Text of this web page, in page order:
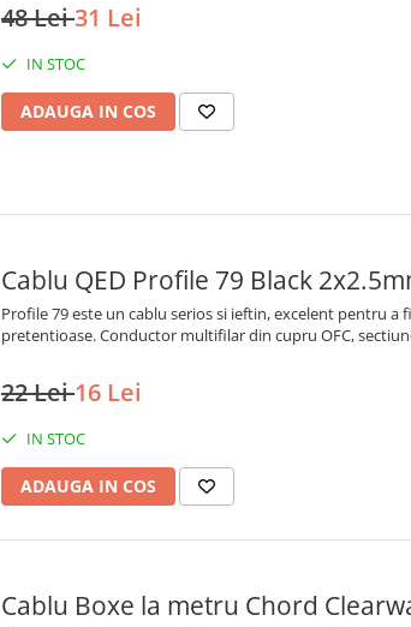
48 Lei31 Lei
IN STOC
ADAUGA IN COS
Cablu QED Profile 79 Black
Profile 79 este un cablu serios si ieftin, excelent pentru a
pretentioase. Conductor multifilar din cupru OFC,
22 Lei16 Lei
IN STOC
ADAUGA IN COS
Cablu Boxe la metru Chord